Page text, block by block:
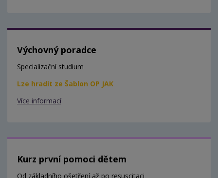
Výchovný poradce
Specializační studium
Lze hradit ze Šablon OP JAK
Více informací
Kurz první pomoci dětem
Od základního ošetření až po resuscitaci